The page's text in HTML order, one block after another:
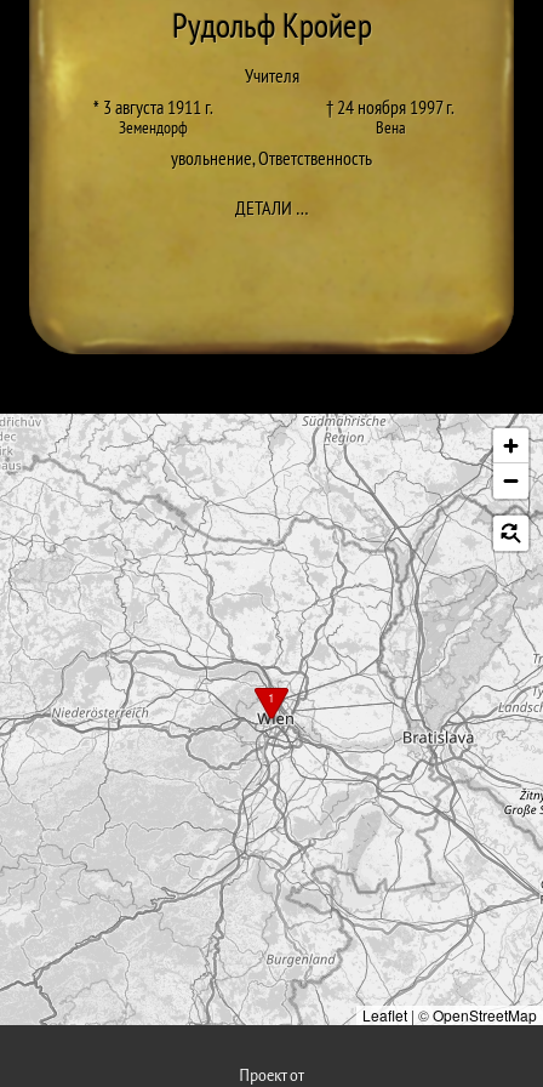
Рудольф Кройер
Учителя
* 3 августа 1911 г.
Земендорф
† 24 ноября 1997 г.
Вена
увольнение,Ответственность
ДЕТАЛИ…ДО RUDOLF KROYER
Пропустить карту
1
Leaflet | ©OpenStreetMap
Проект от